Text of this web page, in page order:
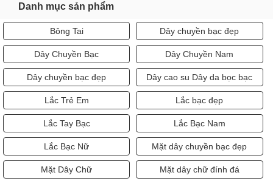
Danh mục sản phẩm
Bông Tai Dây chuyền bạc đẹp
Dây Chuyền Bạc Dây Chuyền Nam
Dây chuyền bạc đẹp Dây cao su Dây da bọc bạc
Lắc Trẻ Em Lắc bạc đẹp
Lắc Tay Bạc Lắc Bạc Nam
Lắc Bạc Nữ Mặt dây chuyền bạc đẹp
Mặt Dây Chữ Mặt dây chữ đính đá